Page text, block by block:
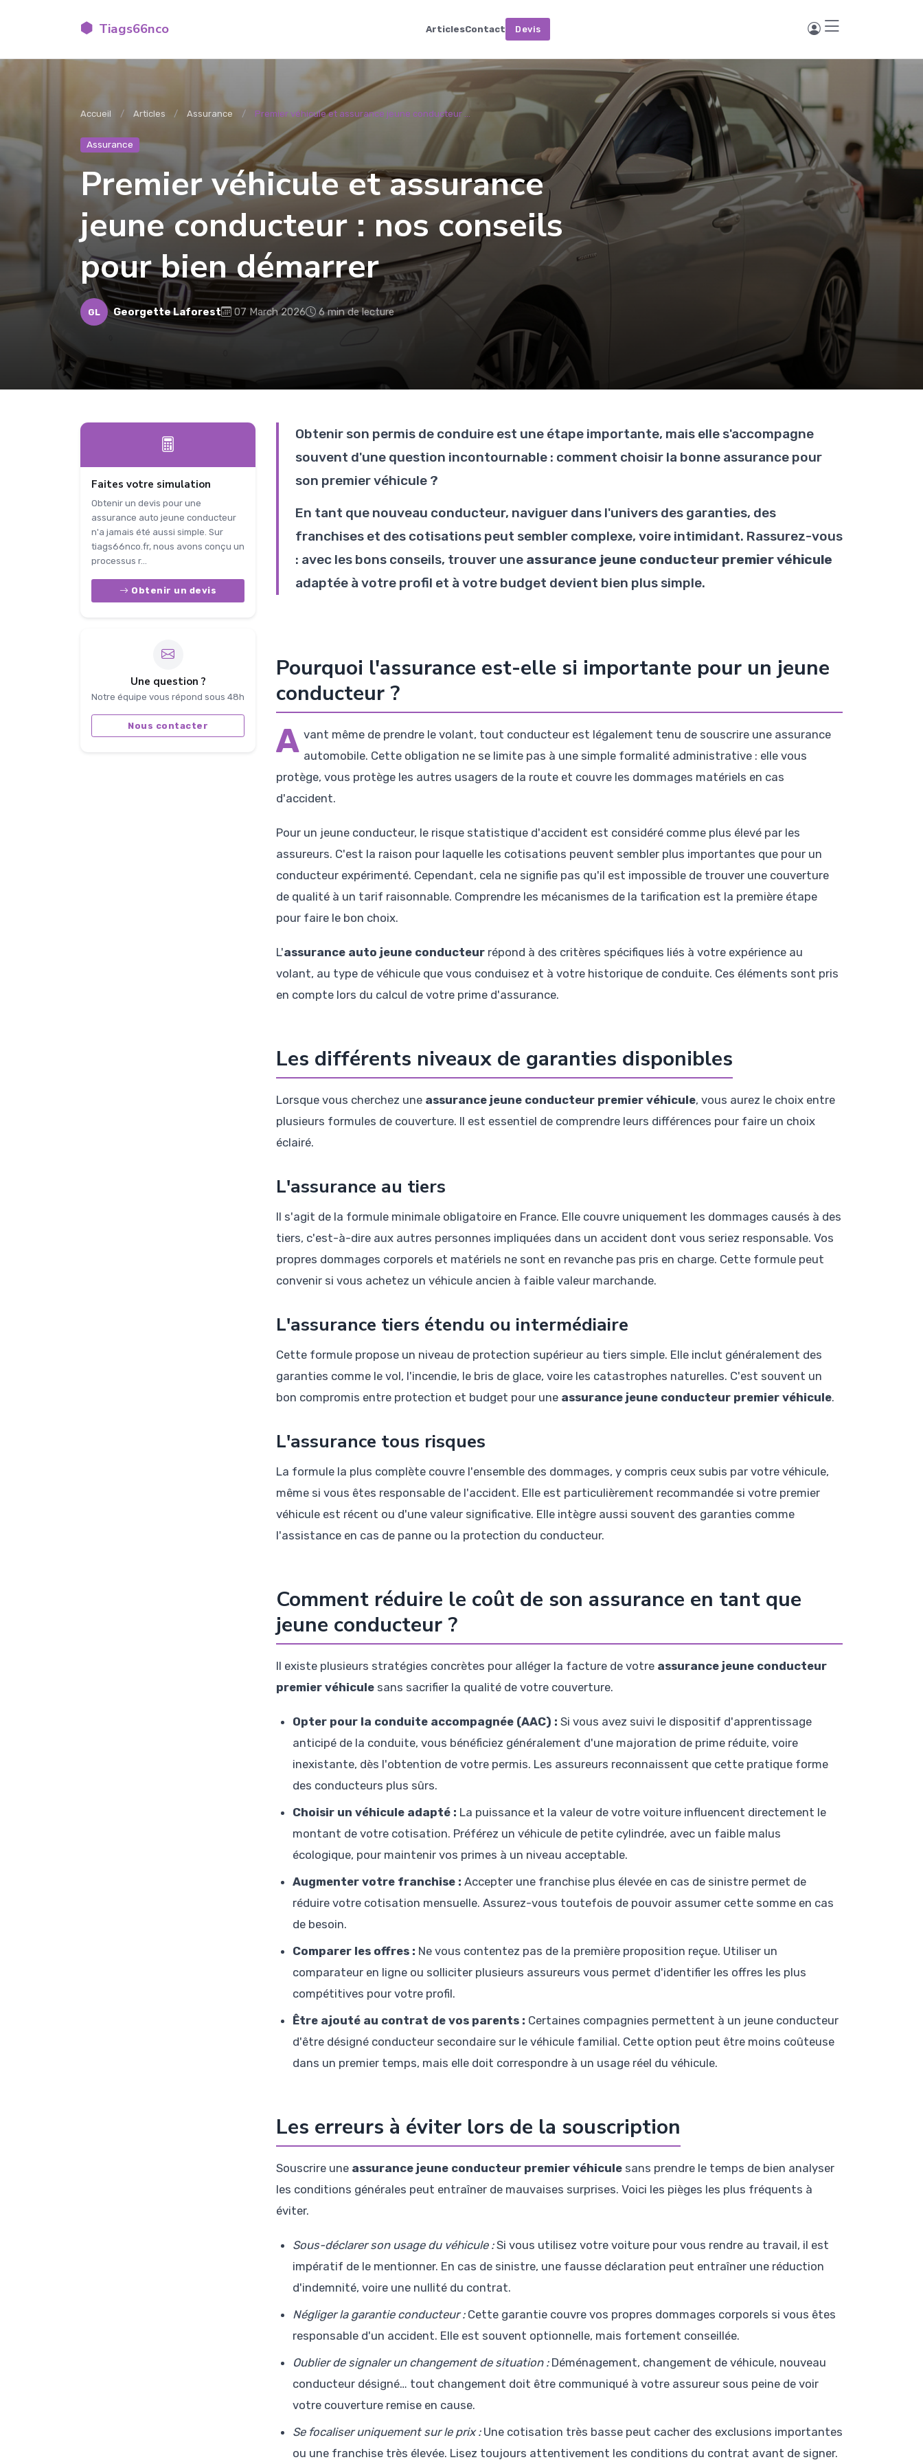
Tiags66nco ArticlesContact Devis
Accueil Articles Assurance Premier véhicule et assurance jeune conducteur ...
Assurance
Premier véhicule et assurance
jeune conducteur : nos conseils
pour bien démarrer
GL Georgette Laforest 07 March 2026 6 min de lecture
Faites votre simulation
Obtenir un devis pour une
assurance auto jeune conducteur
n'a jamais été aussi simple. Sur
tiags66nco.fr, nous avons conçu un
processus r...
Obtenir un devis
Une question ?
Notre équipe vous répond sous 48h
Nous contacter
Obtenir son permis de conduire est une étape importante, mais elle s'accompagne
souvent d'une question incontournable : comment choisir la bonne assurance pour
son premier véhicule ?
En tant que nouveau conducteur, naviguer dans l'univers des garanties, des
franchises et des cotisations peut sembler complexe, voire intimidant. Rassurez-vous
: avec les bons conseils, trouver une assurance jeune conducteur premier véhicule
adaptée à votre profil et à votre budget devient bien plus simple.
Pourquoi l'assurance est-elle si importante pour un jeune
conducteur ?
A vant même de prendre le volant, tout conducteur est légalement tenu de souscrire une assurance
automobile. Cette obligation ne se limite pas à une simple formalité administrative : elle vous
protège, vous protège les autres usagers de la route et couvre les dommages matériels en cas
d'accident.
Pour un jeune conducteur, le risque statistique d'accident est considéré comme plus élevé par les
assureurs. C'est la raison pour laquelle les cotisations peuvent sembler plus importantes que pour un
conducteur expérimenté. Cependant, cela ne signifie pas qu'il est impossible de trouver une couverture
de qualité à un tarif raisonnable. Comprendre les mécanismes de la tarification est la première étape
pour faire le bon choix.
L'assurance auto jeune conducteur répond à des critères spécifiques liés à votre expérience au
volant, au type de véhicule que vous conduisez et à votre historique de conduite. Ces éléments sont pris
en compte lors du calcul de votre prime d'assurance.
Les différents niveaux de garanties disponibles
Lorsque vous cherchez une assurance jeune conducteur premier véhicule, vous aurez le choix entre
plusieurs formules de couverture. Il est essentiel de comprendre leurs différences pour faire un choix
éclairé.
L'assurance au tiers
Il s'agit de la formule minimale obligatoire en France. Elle couvre uniquement les dommages causés à des
tiers, c'est-à-dire aux autres personnes impliquées dans un accident dont vous seriez responsable. Vos
propres dommages corporels et matériels ne sont en revanche pas pris en charge. Cette formule peut
convenir si vous achetez un véhicule ancien à faible valeur marchande.
L'assurance tiers étendu ou intermédiaire
Cette formule propose un niveau de protection supérieur au tiers simple. Elle inclut généralement des
garanties comme le vol, l'incendie, le bris de glace, voire les catastrophes naturelles. C'est souvent un
bon compromis entre protection et budget pour une assurance jeune conducteur premier véhicule.
L'assurance tous risques
La formule la plus complète couvre l'ensemble des dommages, y compris ceux subis par votre véhicule,
même si vous êtes responsable de l'accident. Elle est particulièrement recommandée si votre premier
véhicule est récent ou d'une valeur significative. Elle intègre aussi souvent des garanties comme
l'assistance en cas de panne ou la protection du conducteur.
Comment réduire le coût de son assurance en tant que
jeune conducteur ?
Il existe plusieurs stratégies concrètes pour alléger la facture de votre assurance jeune conducteur
premier véhicule sans sacrifier la qualité de votre couverture.
Opter pour la conduite accompagnée (AAC) : Si vous avez suivi le dispositif d'apprentissage
anticipé de la conduite, vous bénéficiez généralement d'une majoration de prime réduite, voire
inexistante, dès l'obtention de votre permis. Les assureurs reconnaissent que cette pratique forme
des conducteurs plus sûrs.
Choisir un véhicule adapté : La puissance et la valeur de votre voiture influencent directement le
montant de votre cotisation. Préférez un véhicule de petite cylindrée, avec un faible malus
écologique, pour maintenir vos primes à un niveau acceptable.
Augmenter votre franchise : Accepter une franchise plus élevée en cas de sinistre permet de
réduire votre cotisation mensuelle. Assurez-vous toutefois de pouvoir assumer cette somme en cas
de besoin.
Comparer les offres : Ne vous contentez pas de la première proposition reçue. Utiliser un
comparateur en ligne ou solliciter plusieurs assureurs vous permet d'identifier les offres les plus
compétitives pour votre profil.
Être ajouté au contrat de vos parents : Certaines compagnies permettent à un jeune conducteur
d'être désigné conducteur secondaire sur le véhicule familial. Cette option peut être moins coûteuse
dans un premier temps, mais elle doit correspondre à un usage réel du véhicule.
Les erreurs à éviter lors de la souscription
Souscrire une assurance jeune conducteur premier véhicule sans prendre le temps de bien analyser
les conditions générales peut entraîner de mauvaises surprises. Voici les pièges les plus fréquents à
éviter.
Sous-déclarer son usage du véhicule :Si vous utilisez votre voiture pour vous rendre au travail, il est
impératif de le mentionner. En cas de sinistre, une fausse déclaration peut entraîner une réduction
d'indemnité, voire une nullité du contrat.
Négliger la garantie conducteur :Cette garantie couvre vos propres dommages corporels si vous êtes
responsable d'un accident. Elle est souvent optionnelle, mais fortement conseillée.
Oublier de signaler un changement de situation :Déménagement, changement de véhicule, nouveau
conducteur désigné… tout changement doit être communiqué à votre assureur sous peine de voir
votre couverture remise en cause.
Se focaliser uniquement sur le prix :Une cotisation très basse peut cacher des exclusions importantes
ou une franchise très élevée. Lisez toujours attentivement les conditions du contrat avant de signer.